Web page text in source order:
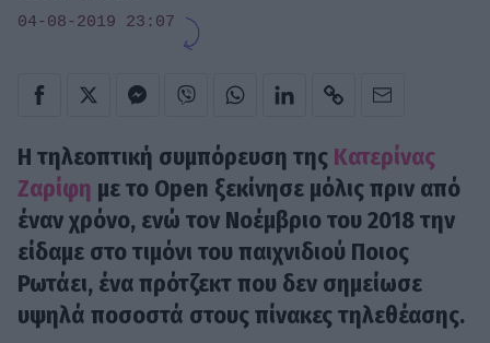
04-08-2019 23:07
Η τηλεοπτική συμπόρευση της Κατερίνας
Ζαρίφη με το Open ξεκίνησε μόλις πριν από
έναν χρόνο, ενώ τον Νοέμβριο του 2018 την
είδαμε στο τιμόνι του παιχνιδιού Ποιος
Ρωτάει, ένα πρότζεκτ που δεν σημείωσε
υψηλά ποσοστά στους πίνακες τηλεθέασης.